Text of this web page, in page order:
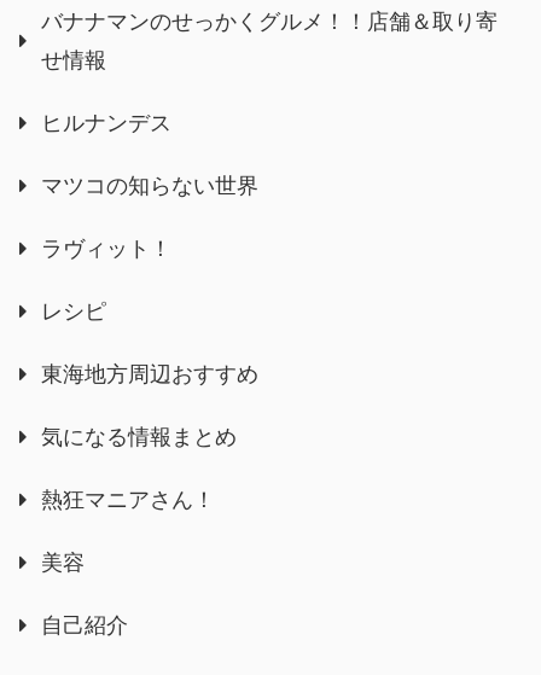
バナナマンのせっかくグルメ！！店舗＆取り寄
せ情報
ヒルナンデス
マツコの知らない世界
ラヴィット！
レシピ
東海地方周辺おすすめ
気になる情報まとめ
熱狂マニアさん！
美容
自己紹介